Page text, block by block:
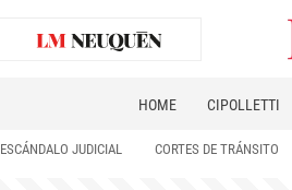
HOME CIPOLLETTI
ESCÁNDALO JUDICIAL CORTES DE TRÁNSITO